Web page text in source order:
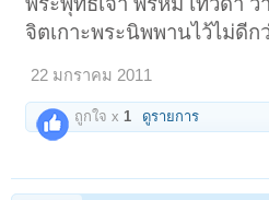
จิตเกาะพระนิพพานไว้ไม่ดีก
22 มกราคม 2011
ถูกใจ x 1 ดูรายการ